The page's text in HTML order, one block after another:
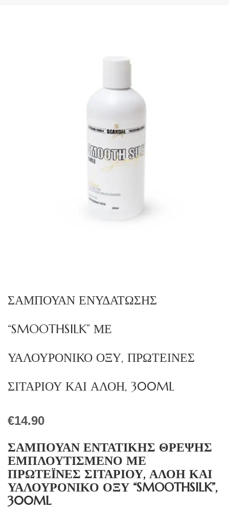
ΣΑΜΠΟΥΑΝ ΕΝΥΔΑΤΩΣΗΣ
“SMOOTHSILK” ΜΕ
ΥΑΛΟΥΡΟΝΙΚΟ ΟΞΥ, ΠΡΩΤΕΙΝΕΣ
ΣΙΤΑΡΙΟΥ ΚΑΙ ΑΛΟΗ, 300ML
€14.90
ΣΑΜΠΟΥΑΝ ΕΝΤΑΤΙΚΗΣ ΘΡΕΨΗΣ
ΕΜΠΛΟΥΤΙΣΜΕΝΟ ΜΕ
ΠΡΩΤΕΪΝΕΣ ΣΙΤΑΡΙΟΥ, ΑΛΟΗ ΚΑΙ
ΥΑΛΟΥΡΟΝΙΚΟ ΟΞΥ “SMOOTHSILK”,
300ML